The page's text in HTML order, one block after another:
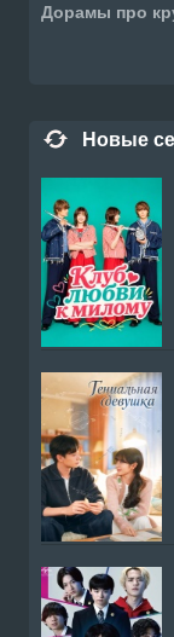
Дорамы про
Новые